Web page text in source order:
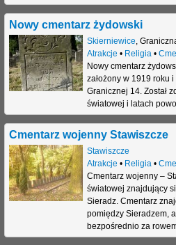
Nowy cmentarz żydowski
Skierniewice,
Atrakcje • Religia•
Nowy cmentarz
założony w 1919 roku
Granicznej 14. Został
światowej i latach
Cmentarz wojenny Stawiszcze
Stawiszcze
Atrakcje • Religia•
Cmentarz wojenny –
światowej znajdujący
Sieradz. Cmentarz
pomiędzy Sieradzem,
bezpośrednio za